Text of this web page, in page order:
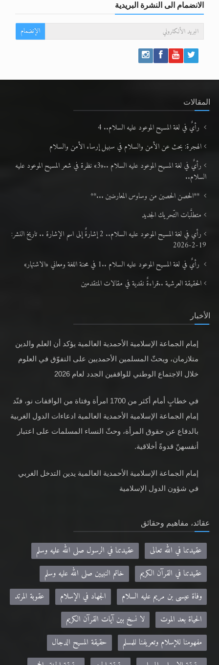
الانضمام الى النشرة البريدية
الإنضمام
المقالات
رأيٌ في لغة المسيح الموعود عليه السلام.. 4
الهجرة: بحث عن الأمن والسلام في سبيل إرساء الأمن والسلام
رأيٌ في لغة المسيح الموعود عليه السلام ..«3» نظرة في شعر المسيح الموعود عليه
السلام..
**الحصن الحصين من وساوس المعارضين ...**
متطلَّبات التّحريك الجديد
رأي في لغة المسيح الموعود عليه السلام.. 2 إشارةٌ إلى اسم الإشارة .. تاريخ النشر:
19-2-2026
رأيٌ في لغة المسيح الموعود عليه السلام ..1 في محنة اللغة ومعاني «الاشتهار»
الحقيقة العرشية ..قراءةٌ نقدية في مقالات المتقدمين
الأخبار
إمام الجماعة الإسلامية الأحمدية العالمية يؤكد أن العلم والدين
متلازمان، ويحثّ المسلمين الأحمديين على التفوّق في العلوم
خلال الاجتماع الوطني للواقفين الجدد لعام 2026
في خطابٍ أمام أكثر من 1700 امرأة وفتاة من الواقفات نو، فنّد
إمام الجماعة الإسلامية الأحمدية العالمية ادعاءات الدول الغربية
بالدفاع عن حقوق المرأة، وحثّ النساء المسلمات على اعتبار
أنفسهنّ قدوةً أخلاقية.
إمام الجماعة الإسلامية الأحمدية العالمية يدين التدخل الغربي
في شؤون الدول الإسلامية
عقائد، مفاهيم وحقائق
عقيدتنا في الله تعالى
عقيدتنا في الرسول صلى الله عليه وسلم
عقيدتنا في القرآن الكريم
خاتم النبيين صلى الله عليه وسلم
وفاة عيسى بن مريم عليه السلام
الجهاد في الإسلام
عقوبة المرتد
الحياة بعد الموت
لا نسخ بين آيات القرآن الكريم
مفهومنا للإسلام وتعريفنا للمسلم
حقيقة المسيح الدجال